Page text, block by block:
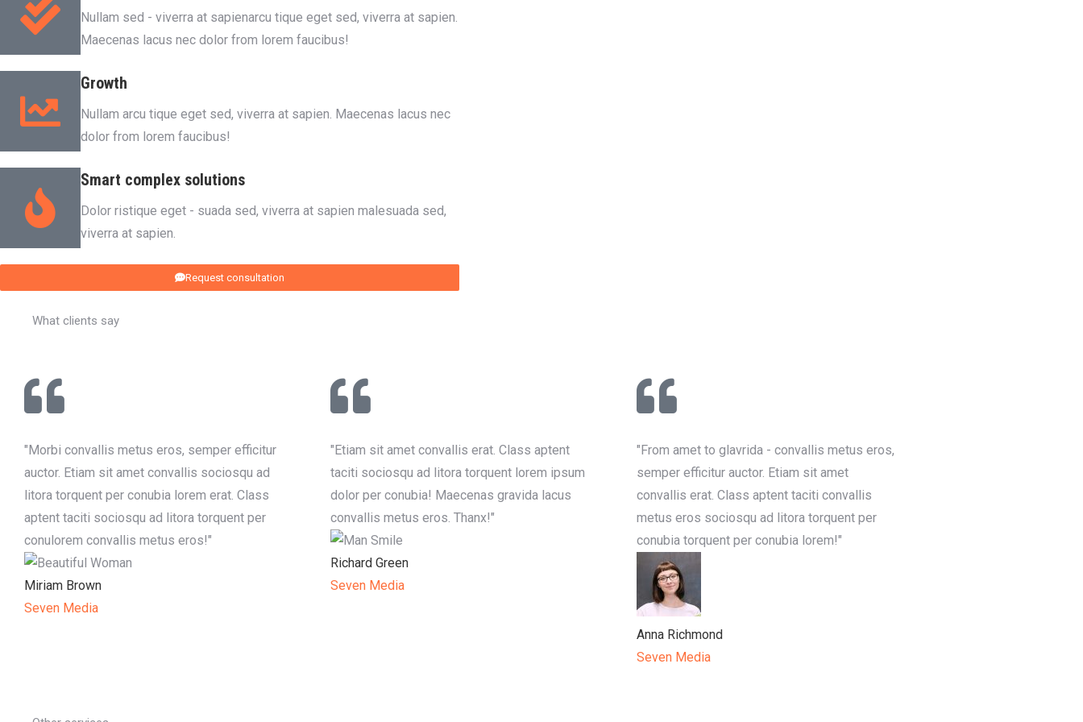
Nullam sed - viverra at sapienarcu tique eget sed, viverra at sapien.
Maecenas lacus nec dolor from lorem faucibus!
Growth
Nullam arcu tique eget sed, viverra at sapien. Maecenas lacus nec
dolor from lorem faucibus!
Smart complex solutions
Dolor ristique eget - suada sed, viverra at sapien malesuada sed,
viverra at sapien.
Request consultation
What clients say
"Morbi convallis metus eros, semper efficitur
auctor. Etiam sit amet convallis sociosqu ad
litora torquent per conubia lorem erat. Class
aptent taciti sociosqu ad litora torquent per
conulorem convallis metus eros!"
Miriam Brown
Seven Media
"Etiam sit amet convallis erat. Class aptent
taciti sociosqu ad litora torquent lorem ipsum
dolor per conubia! Maecenas gravida lacus
convallis metus eros. Thanx!"
Richard Green
Seven Media
"From amet to glavrida - convallis metus eros,
semper efficitur auctor. Etiam sit amet
convallis erat. Class aptent taciti convallis
metus eros sociosqu ad litora torquent per
conubia torquent per conubia lorem!"
Anna Richmond
Seven Media